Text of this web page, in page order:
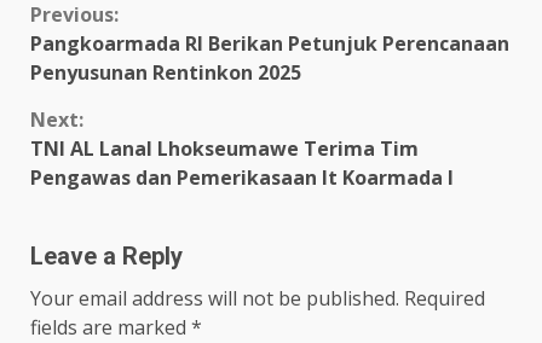
Continue
Reading
Previous:
Pangkoarmada RI Berikan Petunjuk Perencanaan
Penyusunan Rentinkon 2025
Next:
TNI AL Lanal Lhokseumawe Terima Tim
Pengawas dan Pemerikasaan It Koarmada I
Leave a Reply
Your email address will not be published. Required
fields are marked *